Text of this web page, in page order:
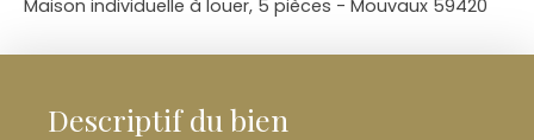
Maison individuelle à louer, 5 pièces - Mouvaux 59420
Descriptif du bien